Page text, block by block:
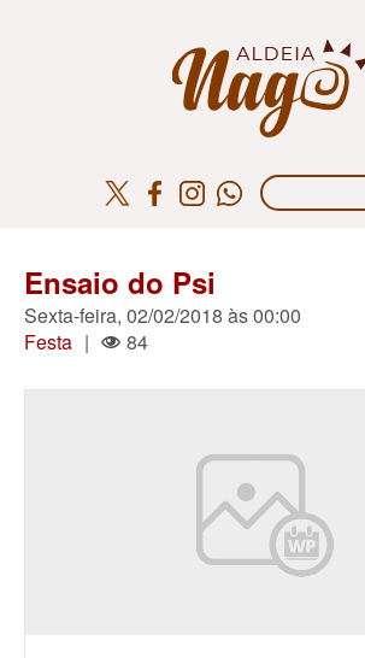
Ensaio do Psi
Sexta-feira, 02/02/2018 às 00:00
Festa | 84